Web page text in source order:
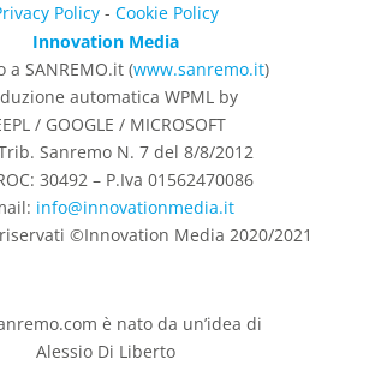
Policy- Cookie Policy
Innovation Media
a SANREMO.it (www.sanremo.it)
automatica WPML by
/ GOOGLE / MICROSOFT
Sanremo N. 7 del 8/8/2012
30492 – P.Iva 01562470086
info@innovationmedia.it
©Innovation Media 2020/2021
è nato da un’idea di
Alessio Di Liberto